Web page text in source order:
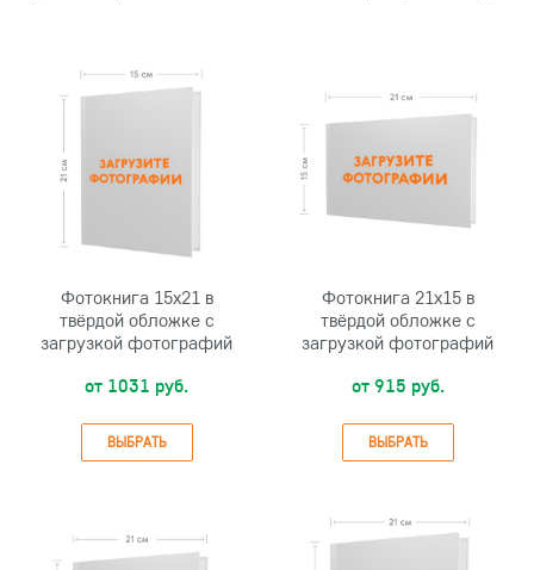
Фотокнига 15х21 в
твёрдой обложке с
загрузкой фотографий
от 1031 руб.
ВЫБРАТЬ
Фотокнига 21х15 в
твёрдой обложке с
загрузкой фотографий
от 915 руб.
ВЫБРАТЬ